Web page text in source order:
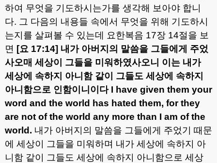
하여 무엇을 기도하시는가를 생각해 보아야 합니
다. 그 다음의 내용들 속에서 무엇을 위해 기도하시
는지를 살펴볼 수 있는데 요한복음 17장 14절을 보
면 [요 17:14] 내가 아버지의 말씀을 그들에게 주었
사오매 세상이 그들을 미워하였사오니 이는 내가
세상에 속하지 아니함 같이 그들도 세상에 속하지
아니함으로 인함이니이다I have given them your
word and the world has hated them, for they
are not of the world any more than I am of the
world. 내가 아버지의 말씀을 그들에게 주었기 때문
에 세상이 그들을 미워하며 내가 세상에 속하지 아
니함 같이 그들도 세상에 속하지 아니함으로 세상